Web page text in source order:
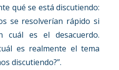
qué se está discutiendo:
se resolverían rápido si
cuál es el desacuerdo.
es realmente el tema
discutiendo?”.